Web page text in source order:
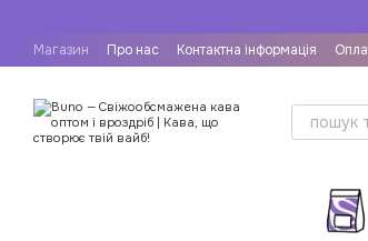
Магазин Про нас Контактна інформація
Рецепти приготування кави
Угода